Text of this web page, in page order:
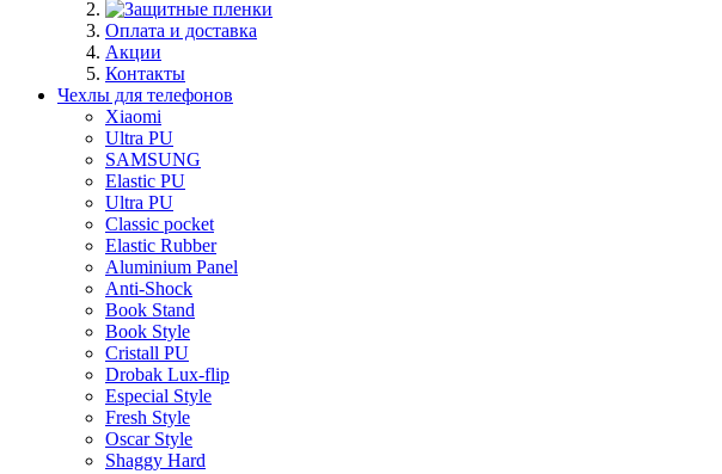
Оплата и доставка
Акции
Контакты
Чехлы для телефонов
Xiaomi
Ultra PU
SAMSUNG
Elastic PU
Ultra PU
Classic pocket
Elastic Rubber
Aluminium Panel
Anti-Shock
Book Stand
Book Style
Cristall PU
Drobak Lux-flip
Especial Style
Fresh Style
Oscar Style
Shaggy Hard